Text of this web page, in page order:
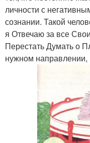
личности с
сознании. Такой
я Отвечаю за все
Перестать Думать о
нужном